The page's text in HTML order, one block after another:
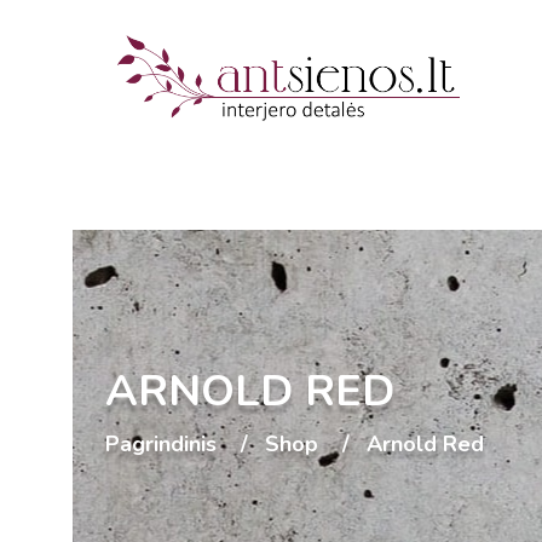
ARNOLD RED
Pagrindinis Shop Arnold Red